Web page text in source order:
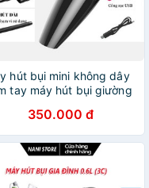
hút bụi mini không dây
tay máy hút bụi giường
350.000 đ